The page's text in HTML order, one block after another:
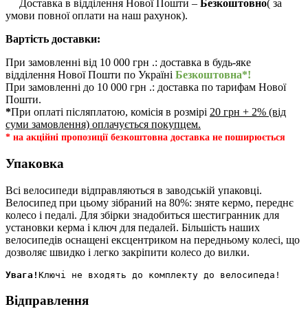
Доставка в відділення Нової Пошти – Безкоштовно( за
умови повної оплати на наш рахунок).
Вартість доставки:
При замовленні від 10 000 грн .: доставка в будь-яке
відділення Нової Пошти по Україні Безкоштовна*!
При замовленні до 10 000 грн .: доставка по тарифам Нової
Пошти.
*При оплаті післяплатою, комісія в розмірі 20 грн + 2% (від
суми замовлення) оплачується покупцем.
* на акційні пропозиції безкоштовна доставка не поширюється
Упаковка
Всі велосипеди відправляються в заводській упаковці.
Велосипед при цьому зібраний на 80%: зняте кермо, переднє
колесо і педалі. Для збірки знадобиться шестигранник для
установки керма і ключ для педалей. Більшість наших
велосипедів оснащені ексцентриком на передньому колесі, що
дозволяє швидко і легко закріпити колесо до вилки.
Увага!
Відправлення